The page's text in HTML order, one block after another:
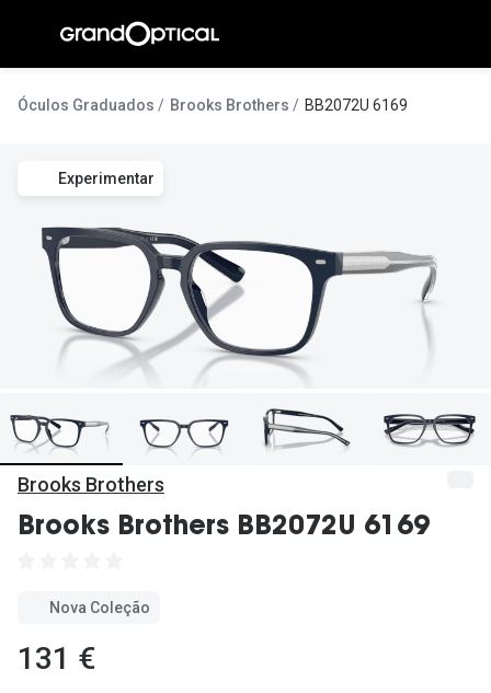
conteúdo
Pedro
Marta
Inês
Óculos Graduados Brooks Brothers BB2072U 6169
Experimentar
Brooks Brothers
Brooks Brothers BB2072U 6169
Nova Coleção
131 €